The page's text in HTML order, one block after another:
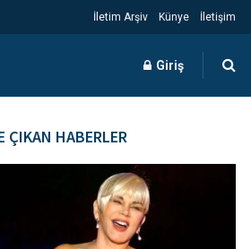
İletim Arşiv Künye İletişim
Giriş
ÇIKAN HABERLER